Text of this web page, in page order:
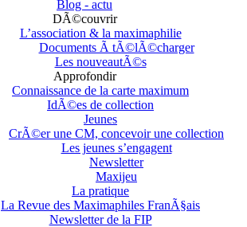
Blog - actu
DÃ©couvrir
L’association & la maximaphilie
Documents Ã tÃ©lÃ©charger
Les nouveautÃ©s
Approfondir
Connaissance de la carte maximum
IdÃ©es de collection
Jeunes
CrÃ©er une CM, concevoir une collection
Les jeunes s’engagent
Newsletter
Maxijeu
La pratique
La Revue des Maximaphiles FranÃ§ais
Newsletter de la FIP